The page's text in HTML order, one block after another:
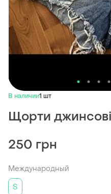
В наличии1 шт
Щорти джинсові
250 грн
Международный
S